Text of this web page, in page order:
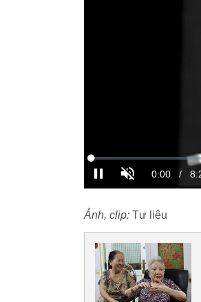
Ảnh, clip: Tư liệu